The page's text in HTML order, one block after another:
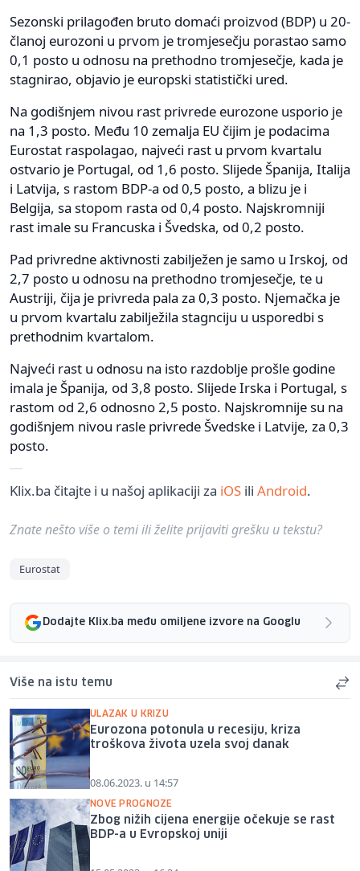
Sezonski prilagođen bruto domaći proizvod (BDP) u 20-
članoj eurozoni u prvom je tromjesečju porastao samo
0,1 posto u odnosu na prethodno tromjesečje, kada je
stagnirao, objavio je europski statistički ured.
Na godišnjem nivou rast privrede eurozone usporio je
na 1,3 posto. Među 10 zemalja EU čijim je podacima
Eurostat raspolagao, najveći rast u prvom kvartalu
ostvario je Portugal, od 1,6 posto. Slijede Španija, Italija
i Latvija, s rastom BDP-a od 0,5 posto, a blizu je i
Belgija, sa stopom rasta od 0,4 posto. Najskromniji
rast imale su Francuska i Švedska, od 0,2 posto.
Pad privredne aktivnosti zabilježen je samo u Irskoj, od
2,7 posto u odnosu na prethodno tromjesečje, te u
Austriji, čija je privreda pala za 0,3 posto. Njemačka je
u prvom kvartalu zabilježila stagnciju u usporedbi s
prethodnim kvartalom.
Najveći rast u odnosu na isto razdoblje prošle godine
imala je Španija, od 3,8 posto. Slijede Irska i Portugal, s
rastom od 2,6 odnosno 2,5 posto. Najskromnije su na
godišnjem nivou rasle privrede Švedske i Latvije, za 0,3
posto.
Klix.ba čitajte i u našoj aplikaciji za iOS ili Android.
Znate nešto više o temi ili želite prijaviti grešku u tekstu?
Eurostat
Dodajte Klix.ba među omiljene izvore na Googlu
Više na istu temu
ULAZAK U KRIZU
Eurozona potonula u recesiju, kriza
troškova života uzela svoj danak
08.06.2023. u 14:57
NOVE PROGNOZE
Zbog nižih cijena energije očekuje se rast
BDP-a u Evropskoj uniji